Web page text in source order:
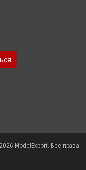
ModelExport. Все права